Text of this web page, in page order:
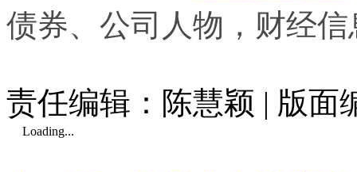
债券、公司人物，财经
责任编辑：陈慧颖 | 版面
Loading...